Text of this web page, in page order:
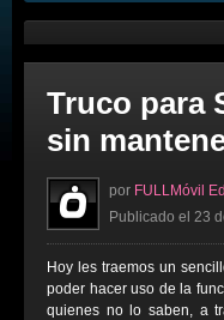
Truco para
sin
por FULLMóvil
Publicado el 23
Hoy les traemos un
poder hacer uso de la
quienes no lo saben, a